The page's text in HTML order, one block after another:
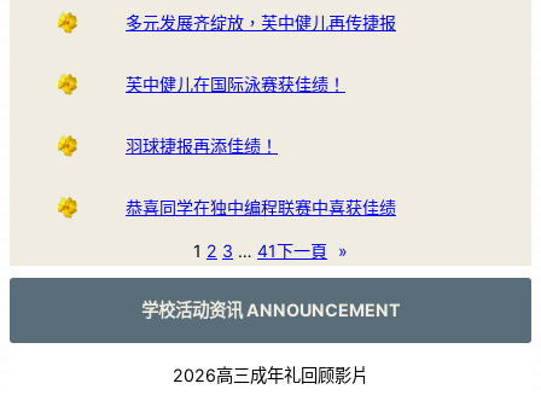
多元发展齐绽放，芙中健儿再传捷报
芙中健儿在国际泳赛获佳绩！
羽球捷报再添佳绩！
恭喜同学在独中编程联赛中喜获佳绩
1 2 3 … 41下一頁 »
学校活动资讯 ANNOUNCEMENT
2026高三成年礼回顾影片